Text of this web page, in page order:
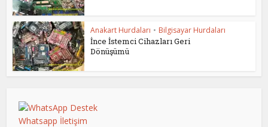
Anakart Hurdaları • Bilgisayar Hurdaları
İnce İstemci Cihazları Geri
Dönüşümü
Whatsapp İletişim